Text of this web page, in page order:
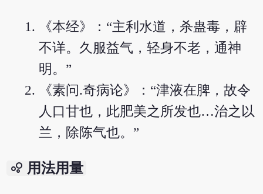
《本经》：“主利水道，杀蛊毒，辟
不详。久服益气，轻身不老，通神
明。”
《素问.奇病论》：“津液在脾，故令
人口甘也，此肥美之所发也…治之以
兰，除陈气也。”
bubble_chart 用法用量